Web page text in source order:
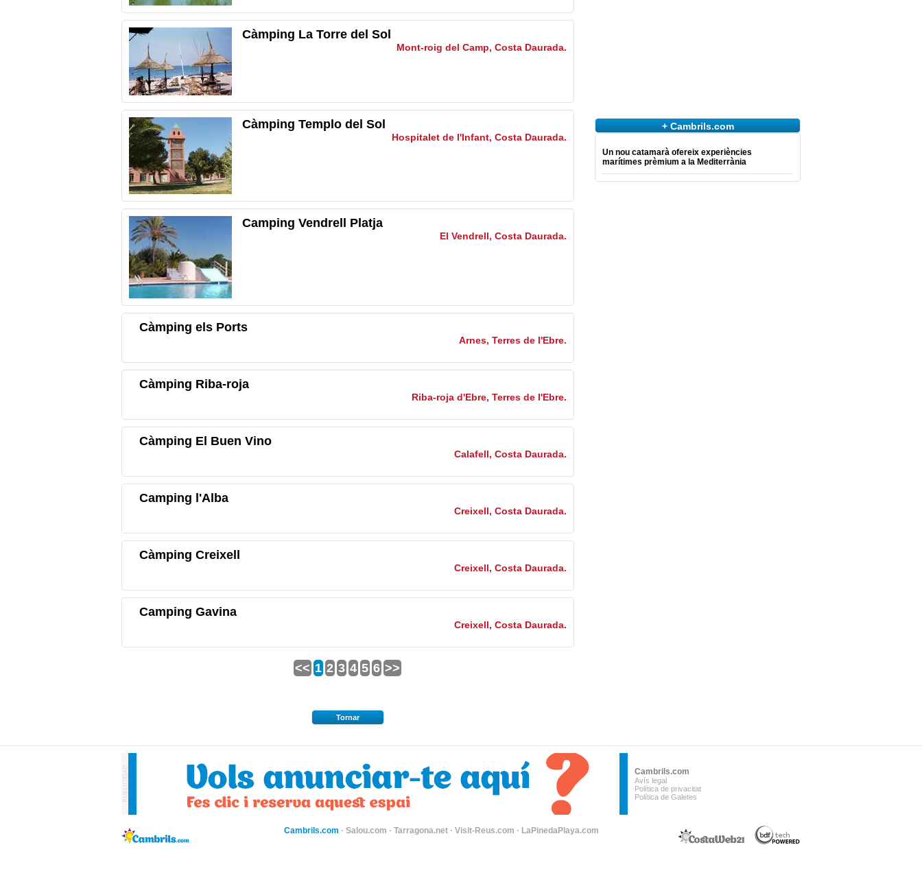
Càmping La Torre del Sol
Mont-roig del Camp, Costa Daurada.
Càmping Templo del Sol
Hospitalet de l'Infant, Costa Daurada.
Camping Vendrell Platja
El Vendrell, Costa Daurada.
Càmping els Ports
Arnes, Terres de l'Ebre.
Càmping Riba-roja
Riba-roja d'Ebre, Terres de l'Ebre.
Càmping El Buen Vino
Calafell, Costa Daurada.
Camping l'Alba
Creixell, Costa Daurada.
Càmping Creixell
Creixell, Costa Daurada.
Camping Gavina
Creixell, Costa Daurada.
<< 1 2 3 4 5 6 >>
Tornar
+ Cambrils.com
Un nou catamarà ofereix experiències
marítimes prèmium a la Mediterrània
Cambrils.com
Avís legal
Política de privacitat
Política de Galetes
Cambrils.com · Salou.com · Tarragona.net · Visit-Reus.com · LaPinedaPlaya.com